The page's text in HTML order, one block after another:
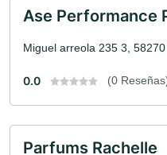
Ase Performance
Miguel arreola 235 3,
0.0 (0
Parfums Rachelle